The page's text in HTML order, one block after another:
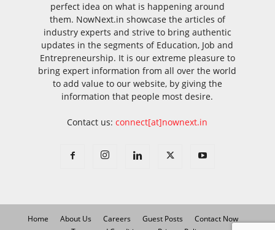
perfect idea on what is happening around
them. NowNext.in showcase the articles of
industry experts and strive to bring authentic
updates in the segments of Education, Job and
Entrepreneurship. It is our extreme pleasure to
bring expert information from all over the world
to add value to our website, by giving the
information that people most desire.
Contact us:connect[at]nownext.in
Home About Us Careers Guest Posts
Contact Now